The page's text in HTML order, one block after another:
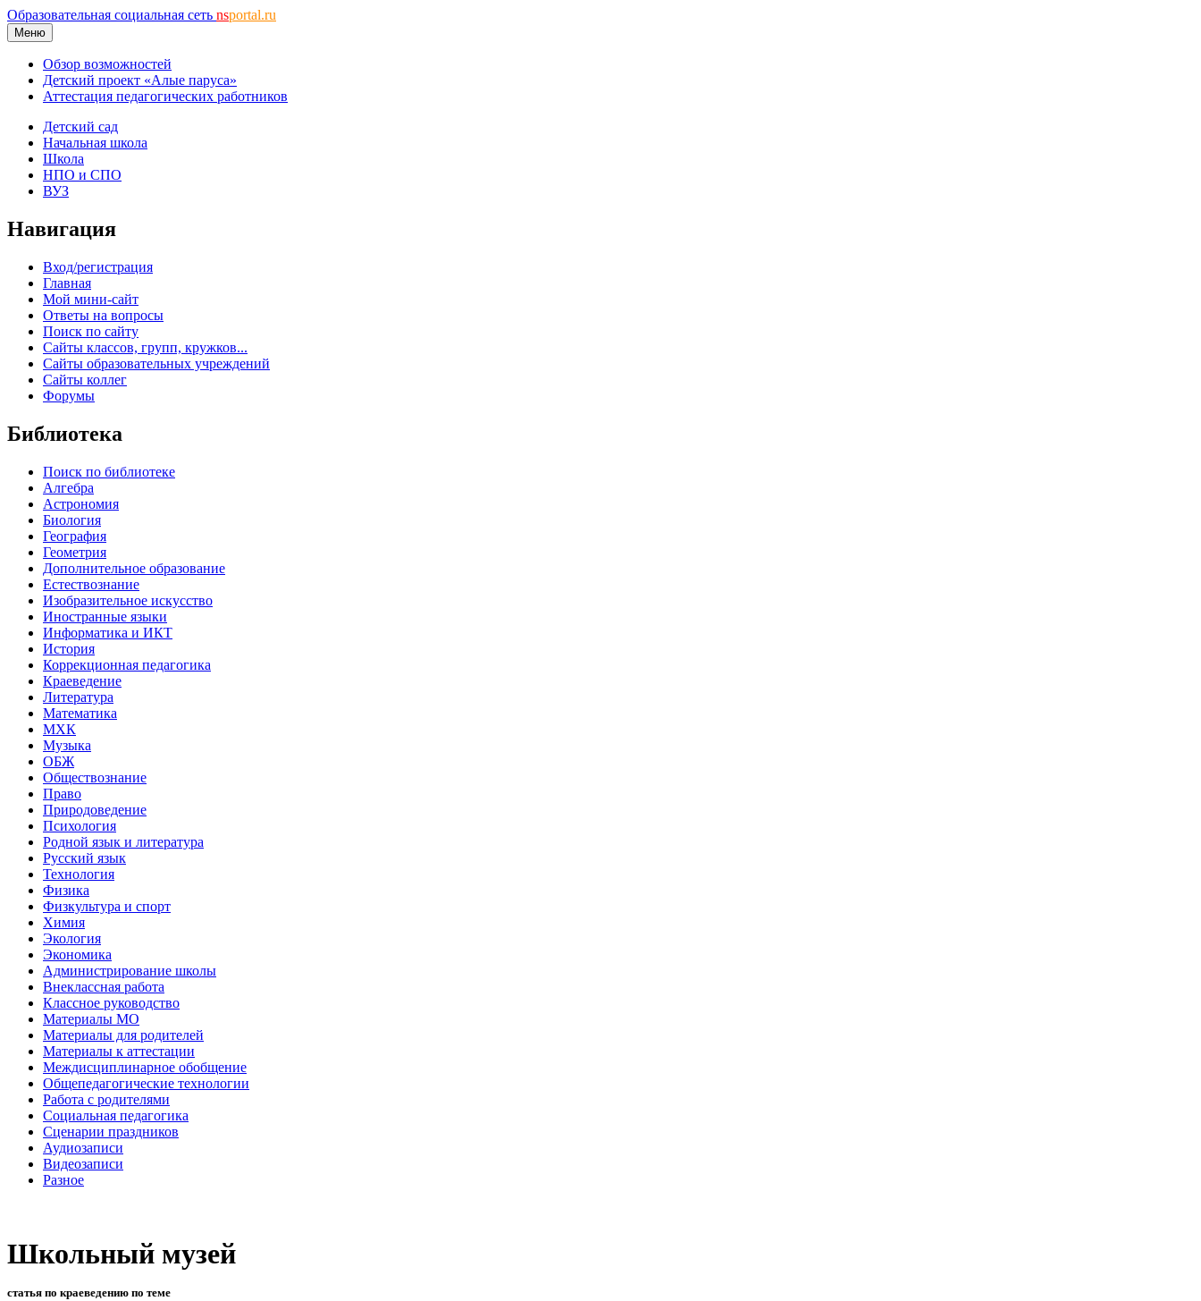
Образовательная социальная сеть nsportal.ru
Меню
Обзор возможностей
Детский проект «Алые паруса»
Аттестация педагогических работников
Детский сад
Начальная школа
Школа
НПО и СПО
ВУЗ
Навигация
Вход/регистрация
Главная
Мой мини-сайт
Ответы на вопросы
Поиск по сайту
Сайты классов, групп, кружков...
Сайты образовательных учреждений
Сайты коллег
Форумы
Библиотека
Поиск по библиотеке
Алгебра
Астрономия
Биология
География
Геометрия
Дополнительное образование
Естествознание
Изобразительное искусство
Иностранные языки
Информатика и ИКТ
История
Коррекционная педагогика
Краеведение
Литература
Математика
МХК
Музыка
ОБЖ
Обществознание
Право
Природоведение
Психология
Родной язык и литература
Русский язык
Технология
Физика
Физкультура и спорт
Химия
Экология
Экономика
Администрирование школы
Внеклассная работа
Классное руководство
Материалы МО
Материалы для родителей
Материалы к аттестации
Междисциплинарное обобщение
Общепедагогические технологии
Работа с родителями
Социальная педагогика
Сценарии праздников
Аудиозаписи
Видеозаписи
Разное
Школьный музей
статья по краеведению по теме